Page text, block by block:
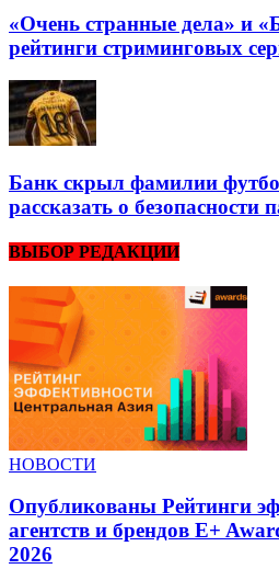
«Очень странные дела» и
рейтинги стриминговых
Банк скрыл фамилии
рассказать о безопасности
ВЫБОР РЕДАКЦИИ
НОВОСТИ
Опубликованы Рейтинги
агентств и брендов E+
2026